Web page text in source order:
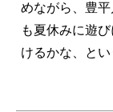
めながら、豊
も夏休みに遊
けるかな、とい